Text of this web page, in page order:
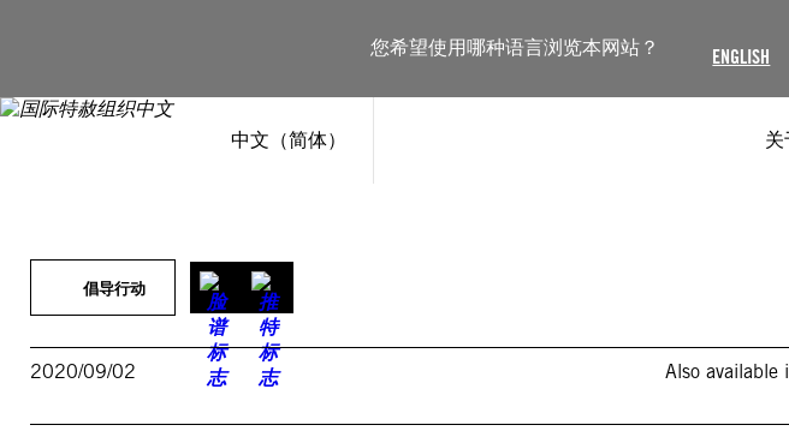
您希望使用哪种语言浏览本网站？ ENGLISH
中文（简体） 关
倡导行动
2020/09/02 Also available